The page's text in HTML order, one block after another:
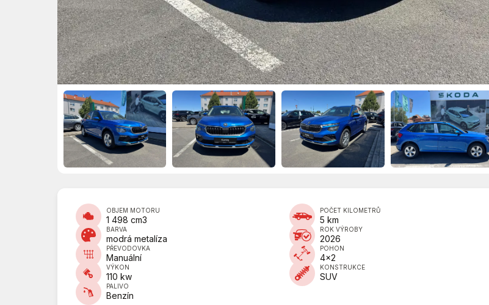
OBJEM MOTORU
1 498 cm3
POČET KILOMETRŮ
5 km
BARVA
modrá metalíza
ROK VÝROBY
2026
PŘEVODOVKA
Manuální
POHON
4x2
VÝKON
110 kw
KONSTRUKCE
SUV
PALIVO
Benzín